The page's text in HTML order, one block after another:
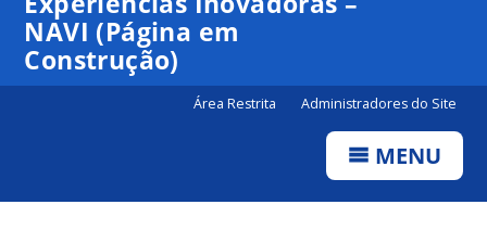
NAVI (Página em
Construção)
Área Restrita Administradores do Site
MENU